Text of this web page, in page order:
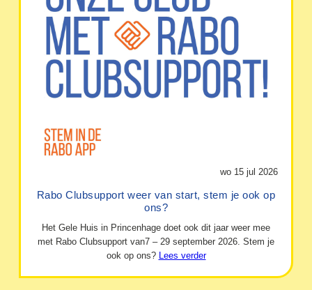
wo 15 jul 2026
Rabo Clubsupport weer van start, stem je ook op
ons?
Het Gele Huis in Princenhage doet ook dit jaar weer mee
met Rabo Clubsupport van7 – 29 september 2026. Stem je
ook op ons? Lees verder